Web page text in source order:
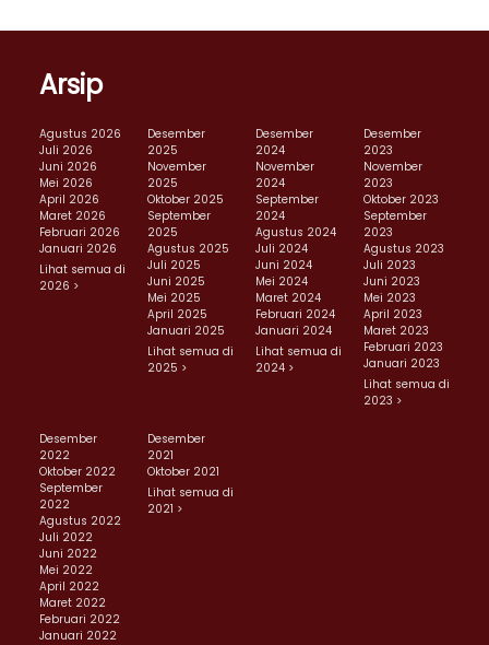
Arsip
Agustus 2026
Juli 2026
Juni 2026
Mei 2026
April 2026
Maret 2026
Februari 2026
Januari 2026
Lihat semua di
2026 >
Desember
2025
November
2025
Oktober 2025
September
2025
Agustus 2025
Juli 2025
Juni 2025
Mei 2025
April 2025
Januari 2025
Lihat semua di
2025 >
Desember
2024
November
2024
September
2024
Agustus 2024
Juli 2024
Juni 2024
Mei 2024
Maret 2024
Februari 2024
Januari 2024
Lihat semua di
2024 >
Desember
2023
November
2023
Oktober 2023
September
2023
Agustus 2023
Juli 2023
Juni 2023
Mei 2023
April 2023
Maret 2023
Februari 2023
Januari 2023
Lihat semua di
2023 >
Desember
2022
Oktober 2022
September
2022
Agustus 2022
Juli 2022
Juni 2022
Mei 2022
April 2022
Maret 2022
Februari 2022
Januari 2022
Desember
2021
Oktober 2021
Lihat semua di
2021 >